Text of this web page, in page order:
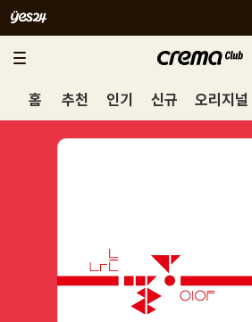
홈 추천 인기 신규 오리지널